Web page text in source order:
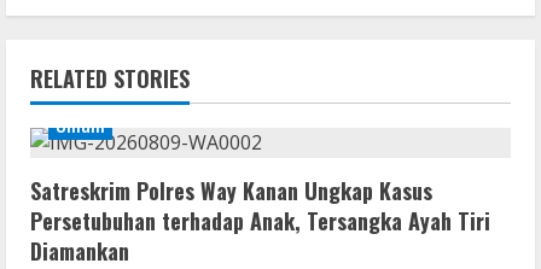
RELATED STORIES
Umum
Satreskrim Polres Way Kanan Ungkap Kasus
Persetubuhan terhadap Anak, Tersangka Ayah Tiri
Diamankan
2
CAMRip 4KUHD AVC Dual Audio Torr𝐞nt
3
Satreskrim Polres Way Kanan Ungkap
Tersangka Ayah Tiri Diamankan
August 9, 2026